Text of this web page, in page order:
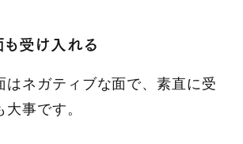
も受け入れる
はネガティブな面で、素直に受
事です。